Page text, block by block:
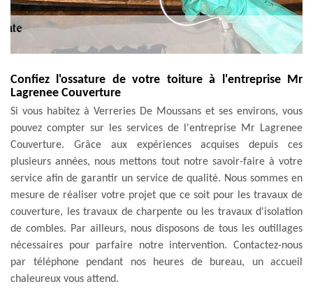
Confiez l'ossature de votre toiture à l'entreprise Mr
Lagrenee Couverture
Si vous habitez à Verreries De Moussans et ses environs, vous
pouvez compter sur les services de l'entreprise Mr Lagrenee
Couverture. Grâce aux expériences acquises depuis ces
plusieurs années, nous mettons tout notre savoir-faire à votre
service afin de garantir un service de qualité. Nous sommes en
mesure de réaliser votre projet que ce soit pour les travaux de
couverture, les travaux de charpente ou les travaux d'isolation
de combles. Par ailleurs, nous disposons de tous les outillages
nécessaires pour parfaire notre intervention. Contactez-nous
par téléphone pendant nos heures de bureau, un accueil
chaleureux vous attend.